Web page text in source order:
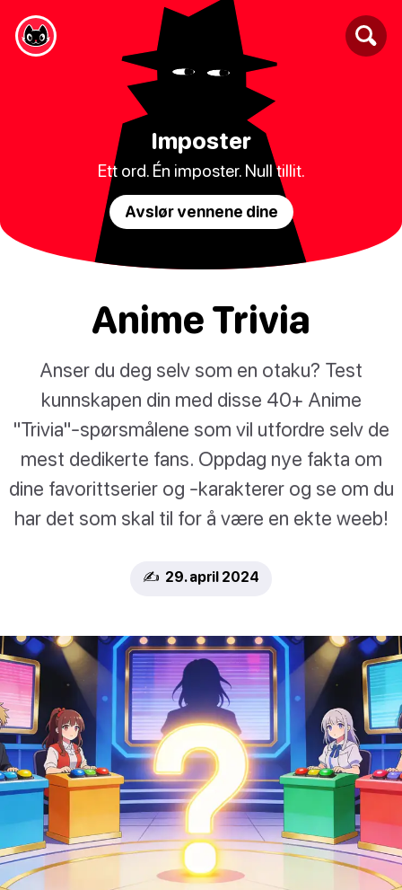
Imposter
Ett ord. Én imposter. Null tillit.
Avslør vennene dine
Anime Trivia
Anser du deg selv som en otaku? Test
kunnskapen din med disse 40+ Anime
"Trivia"-spørsmålene som vil utfordre selv de
mest dedikerte fans. Oppdag nye fakta om
dine favorittserier og -karakterer og se om du
har det som skal til for å være en ekte weeb!
✍️ 29. april 2024